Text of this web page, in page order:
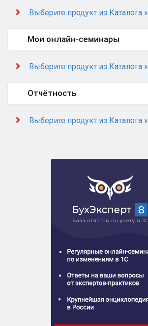
Выберите продукт из Каталога »
Мои онлайн-семинары
Выберите продукт из Каталога »
Отчётность
Выберите продукт из Каталога »